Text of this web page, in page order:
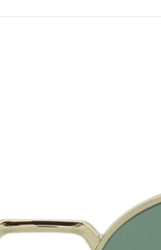
20